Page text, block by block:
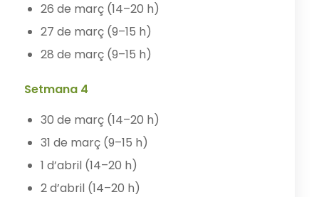
26 de març (14–20 h)
27 de març (9–15 h)
28 de març (9–15 h)
Setmana 4
30 de març (14–20 h)
31 de març (9–15 h)
1 d’abril (14–20 h)
2 d’abril (14–20 h)